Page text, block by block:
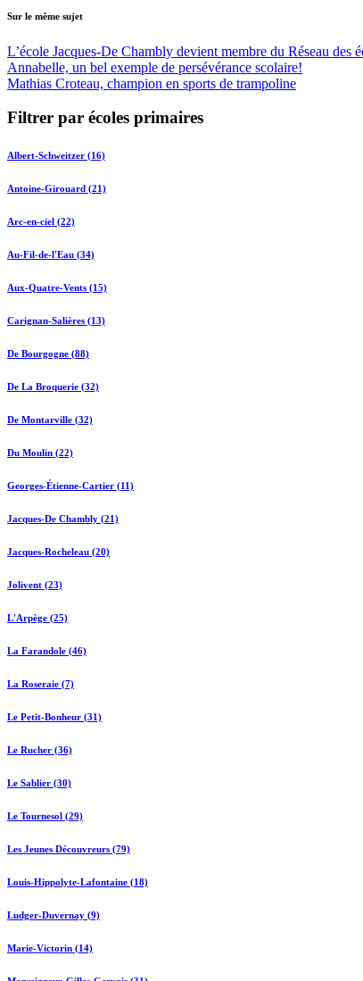
Sur le même sujet
L’école Jacques-De Chambly devient membre du Réseau des
Annabelle, un bel exemple de persévérance scolaire!
Mathias Croteau, champion en sports de trampoline
Filtrer par écoles primaires
Albert-Schweitzer (16)
Antoine-Girouard (21)
Arc-en-ciel (22)
Au-Fil-de-l'Eau (34)
Aux-Quatre-Vents (15)
Carignan-Salières (13)
De Bourgogne (88)
De La Broquerie (32)
De Montarville (32)
Du Moulin (22)
Georges-Étienne-Cartier (11)
Jacques-De Chambly (21)
Jacques-Rocheleau (20)
Jolivent (23)
L'Arpège (25)
La Farandole (46)
La Roseraie (7)
Le Petit-Bonheur (31)
Le Rucher (36)
Le Sablier (30)
Le Tournesol (29)
Les Jeunes Découvreurs (79)
Louis-Hippolyte-Lafontaine (18)
Ludger-Duvernay (9)
Marie-Victorin (14)